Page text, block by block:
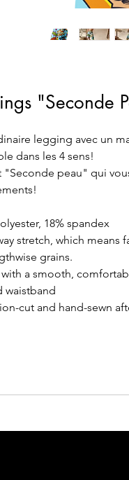
"Seconde
legging avec un
dans les 4 sens!
"Seconde peau" qui
18% spandex
stretch, which means
grains.
a smooth,
waistband
cut and hand-sewn